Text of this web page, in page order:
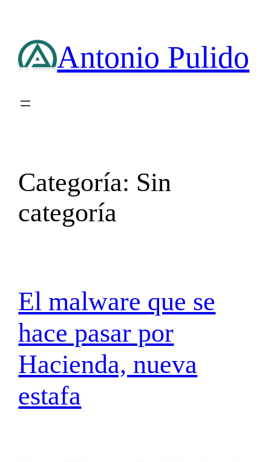
contenido Antonio Pulido
Categoría: Sin
categoría
El malware que se
hace pasar por
Hacienda, nueva
estafa